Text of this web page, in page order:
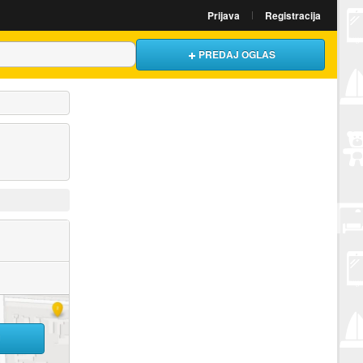
Prijava Registracija
PREDAJ OGLAS